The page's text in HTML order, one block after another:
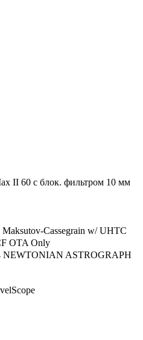
II 60 с блок. фильтром 10 мм
Cassegrain w/ UHTC
OTA Only
ASTROGRAPH